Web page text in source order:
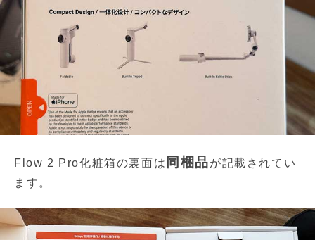
Flow 2 Pro化粧箱の裏面は 同梱品が記載されてい
ます。